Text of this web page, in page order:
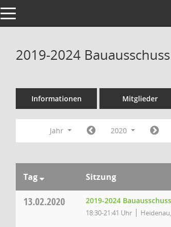
Toggle navigation
2019-2024
Informationen Mitglieder
Jahr 2020
Tag Sitzung
13.02.2020 2019-2024 Bauausschuss
18:30-21:41 Uhr